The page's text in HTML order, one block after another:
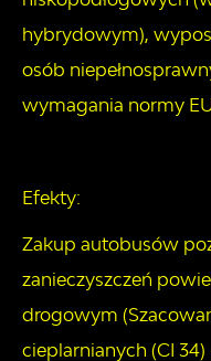
hybrydowym),
osób
wymagania normy
Efekty:
Zakup autobusów
zanieczyszczeń
drogowym
cieplarnianych (CI